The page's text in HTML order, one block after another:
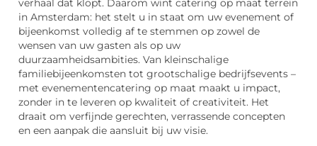
verhaal dat klopt. Daarom wint catering op maat terrein
in Amsterdam: het stelt u in staat om uw evenement of
bijeenkomst volledig af te stemmen op zowel de
wensen van uw gasten als op uw
duurzaamheidsambities. Van kleinschalige
familiebijeenkomsten tot grootschalige bedrijfsevents –
met evenementencatering op maat maakt u impact,
zonder in te leveren op kwaliteit of creativiteit. Het
draait om verfijnde gerechten, verrassende concepten
en een aanpak die aansluit bij uw visie.